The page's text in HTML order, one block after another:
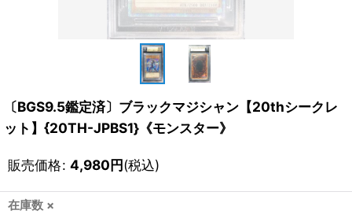
〔BGS9.5鑑定済〕ブラックマジシャン【20thシークレ
ット】{20TH-JPBS1}《モンスター》
販売価格: 4,980円(税込)
在庫数 ×